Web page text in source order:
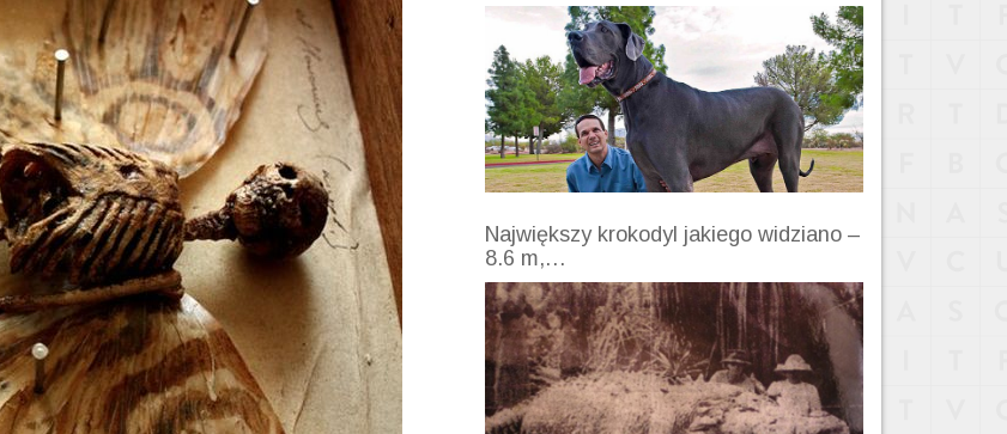
Największy krokodyl jakiego widziano –
8.6 m,…